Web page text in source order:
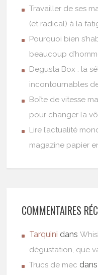
Travailler de ses
(et radical) à la
Pourquoi bien
beaucoup
Degusta Box : la
incontournables
Boîte de vitesse
pour changer la
Lire l’actualité
magazine papier
COMMENTAIRES
Tarquini dans
dégustation, que
Trucs de mec